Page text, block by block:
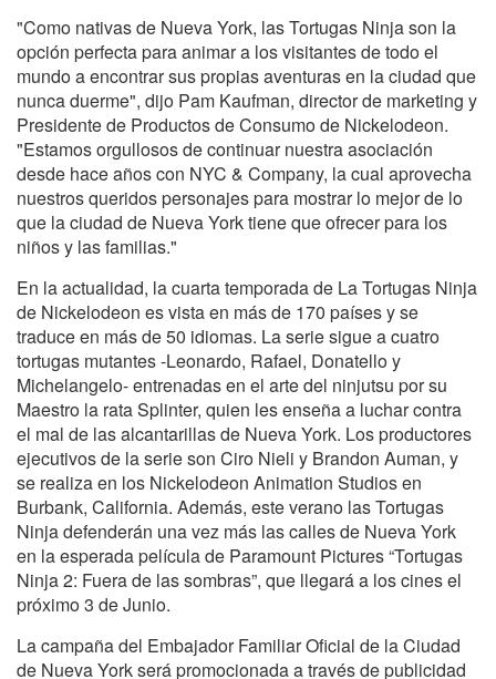
"Como nativas de Nueva York, las Tortugas Ninja son la
opción perfecta para animar a los visitantes de todo el
mundo a encontrar sus propias aventuras en la ciudad que
nunca duerme", dijo Pam Kaufman, director de marketing y
Presidente de Productos de Consumo de Nickelodeon.
"Estamos orgullosos de continuar nuestra asociación
desde hace años con NYC & Company, la cual aprovecha
nuestros queridos personajes para mostrar lo mejor de lo
que la ciudad de Nueva York tiene que ofrecer para los
niños y las familias."
En la actualidad, la cuarta temporada de La Tortugas Ninja
de Nickelodeon es vista en más de 170 países y se
traduce en más de 50 idiomas. La serie sigue a cuatro
tortugas mutantes -Leonardo, Rafael, Donatello y
Michelangelo- entrenadas en el arte del ninjutsu por su
Maestro la rata Splinter, quien les enseña a luchar contra
el mal de las alcantarillas de Nueva York. Los productores
ejecutivos de la serie son Ciro Nieli y Brandon Auman, y
se realiza en los Nickelodeon Animation Studios en
Burbank, California. Además, este verano las Tortugas
Ninja defenderán una vez más las calles de Nueva York
en la esperada película de Paramount Pictures “Tortugas
Ninja 2: Fuera de las sombras”, que llegará a los cines el
próximo 3 de Junio.
La campaña del Embajador Familiar Oficial de la Ciudad
de Nueva York será promocionada a través de publicidad